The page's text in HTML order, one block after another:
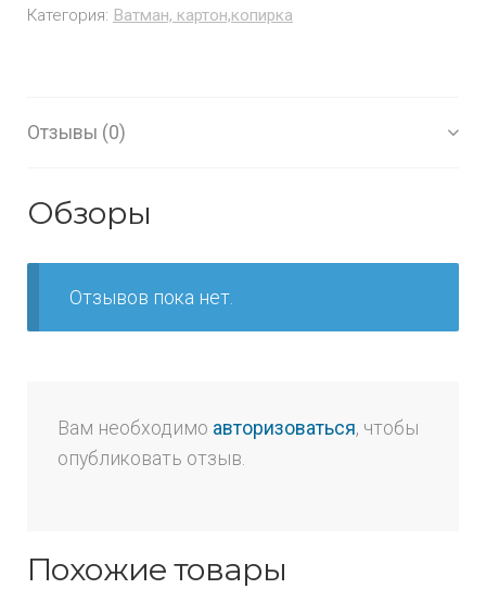
Категория: Ватман, картон,копирка
Отзывы (0)
Обзоры
Отзывов пока нет.
Вам необходимо авторизоваться, чтобы
опубликовать отзыв.
Похожие товары